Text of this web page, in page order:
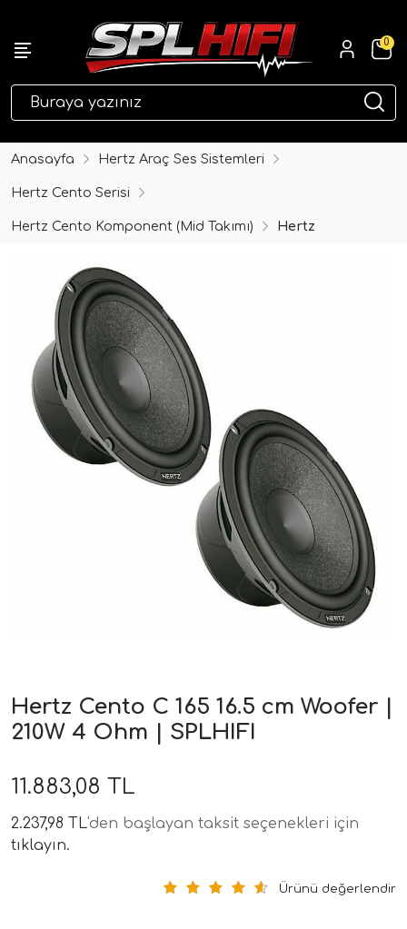
0
Anasayfa Hertz Araç Ses Sistemleri
Hertz Cento Serisi
Hertz Cento Komponent (Mid Takımı) Hertz
Hertz Cento C 165 16.5 cm Woofer |
210W 4 Ohm | SPLHIFI
11.883,08 TL
2.237,98 TL'den başlayan taksit seçenekleri için
tıklayın.
Ürünü değerlendir